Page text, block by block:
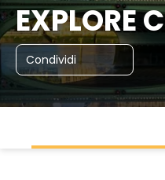
EXPLORE
Condividi